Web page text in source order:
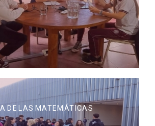
DE LAS MATEMÁTICAS